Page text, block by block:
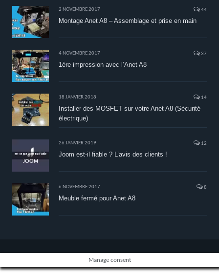
2 NOVEMBRE 2017 44
Montage Anet A8 – Assemblage et prise en main
4 NOVEMBRE 2017 37
1ère impression avec l’Anet A8
18 JANVIER 2018 14
Installer des MOSFET sur votre Anet A8 (Sécurité
électrique)
26 JANVIER 2019 12
Joom est-il fiable ? L’avis des clients !
6 NOVEMBRE 2017 8
Meuble fermé pour Anet A8
Manage consent